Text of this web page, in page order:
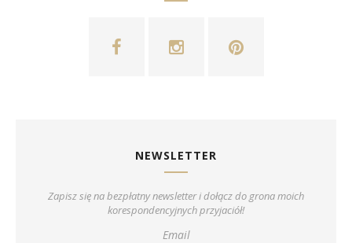
NEWSLETTER
Zapisz się na bezpłatny newsletter i dołącz do grona moich
korespondencyjnych przyjaciół!
Email